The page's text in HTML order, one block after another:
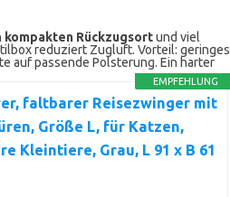
kompakten Rückzugsortund viel
reduziert Zugluft. Vorteil: geringes
auf passende Polsterung. Ein harter
EMPFEHLUNG
faltbarer Reisezwinger mit
Größe L, für Katzen,
Kleintiere, Grau, L 91 x B 61